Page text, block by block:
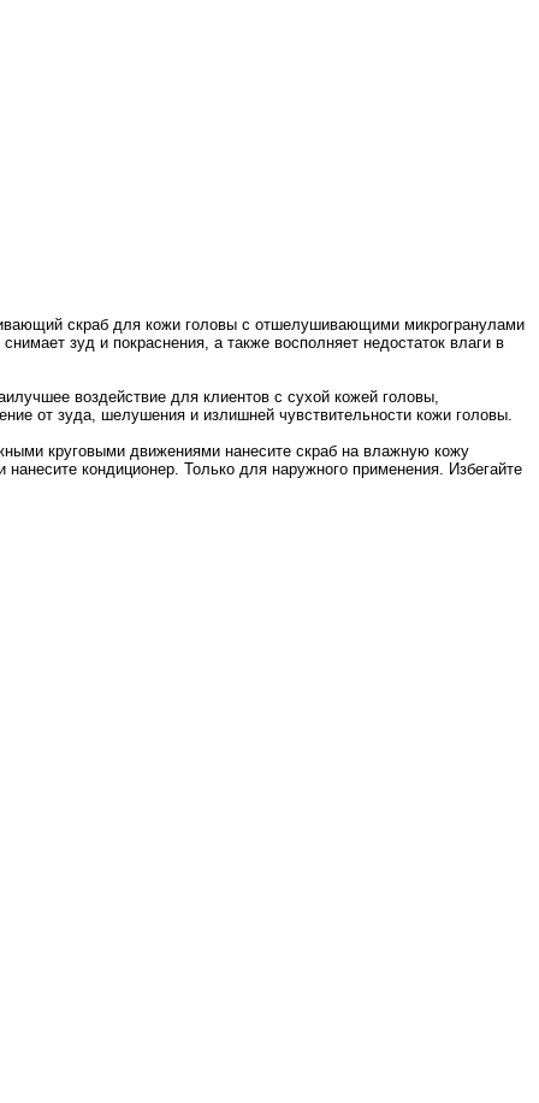
скраб для кожи головы с отшелушивающими микрогранулами
зуд и покраснения, а также восполняет недостаток влаги в
воздействие для клиентов с сухой кожей головы,
от зуда, шелушения и излишней чувствительности кожи головы.
круговыми движениями нанесите скраб на влажную кожу
кондиционер. Только для наружного применения. Избегайте